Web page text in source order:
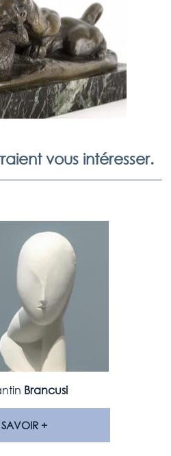
vous intéresser.
Brancusi
EN SAVOIR +